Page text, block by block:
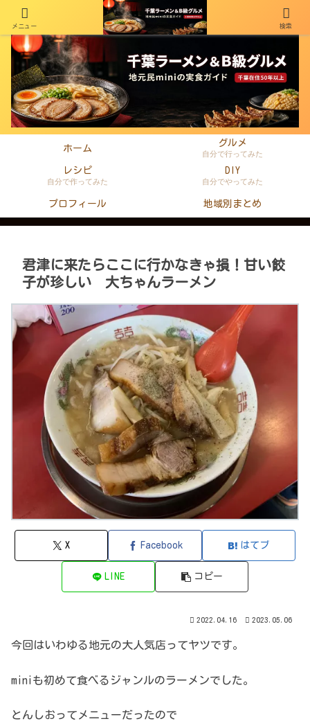
千葉在住50年以上のminiがラーメン・町中華・B級グルメを本音レビュー
ホーム
グルメ
自分で行ってみた
レシピ
自分で作ってみた
DIY
自分でやってみた
プロフィール 地域別まとめ
君津に来たらここに行かなきゃ損！甘い餃
子が珍しい 大ちゃんラーメン
X Facebook はてブ
LINE コピー
2022.04.16 2023.05.06
今回はいわゆる地元の大人気店ってヤツです。
miniも初めて食べるジャンルのラーメンでした。
とんしおってメニューだったので
メニュー 検索